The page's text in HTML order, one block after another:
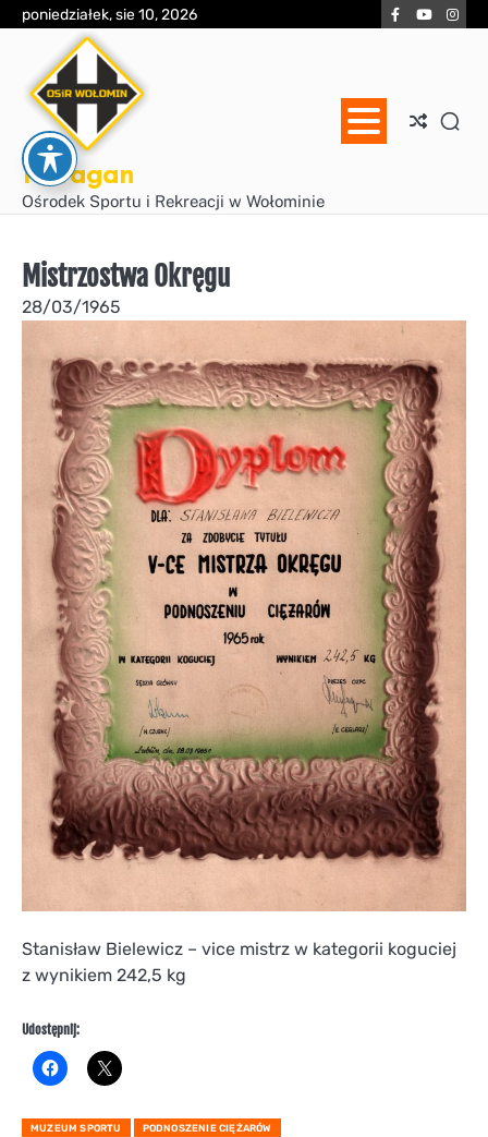
Skip
content
poniedziałek, sie 10, 2026 Facebook
YouTube
Huragan
Ośrodek Sportu i Rekreacji w Wołominie
Mistrzostwa Okręgu
28/03/1965
Stanisław Bielewicz – vice mistrz w kategorii koguciej
z wynikiem 242,5 kg
Udostępnij:
MUZEUM SPORTU PODNOSZENIE CIĘŻARÓW